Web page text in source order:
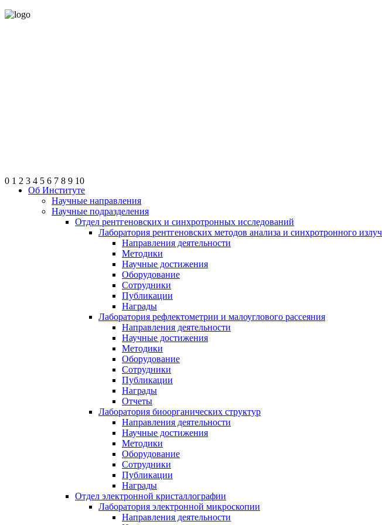
0 1 2 3 4 5 6 7 8 9 10
Об Институте
Научные направления
Научные подразделения
Отдел рентгеновских и синхротронных исследований
Лаборатория рентгеновских методов анализа и синхротронного
Направления деятельности
Методики
Научные достижения
Оборудование
Сотрудники
Публикации
Награды
Лаборатория рефлектометрии и малоуглового рассеяния
Направления деятельности
Научные достижения
Методики
Оборудование
Сотрудники
Публикации
Награды
Отчеты
Лаборатория биоорганических структур
Направления деятельности
Научные достижения
Методики
Оборудование
Сотрудники
Публикации
Награды
Отдел электронной кристаллографии
Лаборатория электронной микроскопии
Направления деятельности